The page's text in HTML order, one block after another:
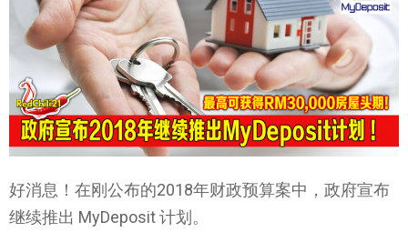
好消息！在刚公布的2018年财政预算案中，政府宣布
继续推出 MyDeposit 计划。